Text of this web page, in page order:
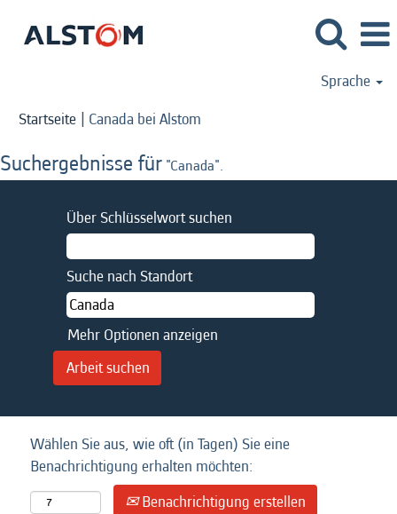
Sprache
Startseite | Canada bei Alstom
Suchergebnisse für "Canada".
Über Schlüsselwort suchen
Suche nach Standort
Mehr Optionen anzeigen
Wählen Sie aus, wie oft (in Tagen) Sie eine
Benachrichtigung erhalten möchten:
Benachrichtigung erstellen